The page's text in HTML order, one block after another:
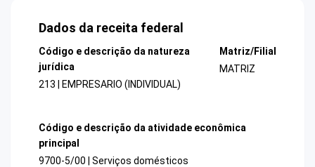
Dados da receita federal
Código e descrição da natureza
jurídica
213 | EMPRESARIO (INDIVIDUAL)
Matriz/Filial
MATRIZ
Código e descrição da atividade econômica
principal
9700-5/00 | Serviços domésticos